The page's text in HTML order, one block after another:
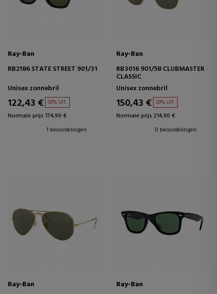
Ray-Ban
RB2186 STATE STREET 901/31
Unisex zonnebril
122,43 € 30% UIT.
Normale prijs 174,90 €
1 beoordelingen
Ray-Ban
RB3016 901/58 CLUBMASTER
CLASSIC
Unisex zonnebril
150,43 € 30% UIT.
Normale prijs 214,90 €
0 beoordelingen
Ray-Ban
Ray-Ban